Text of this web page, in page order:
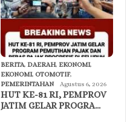
BERITA, DAERAH, EKONOMI,
EKONOMI, OTOMOTIF,
PEMERINTAHAN
Agustus 6, 2026
HUT KE-81 RI, PEMPROV
JATIM GELAR PROGRA…